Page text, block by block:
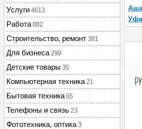
Услуги 4613
Работа 882
Строительство, ремонт 381
Для бизнеса 299
Детские товары 35
Компьютерная техника 21
Бытовая техника 65
Телефоны и связь 23
Фототехника, оптика 3
Уфа